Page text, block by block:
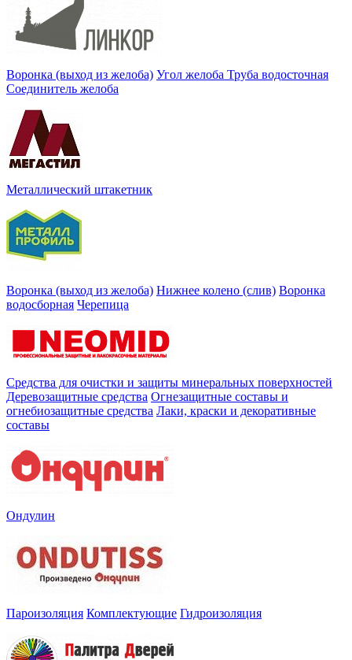
Воронка (выход из желоба) Угол желоба Труба водосточная
Соединитель желоба
Металлический штакетник
Воронка (выход из желоба) Нижнее колено (слив) Воронка
водосборная Черепица
Средства для очистки и защиты минеральных поверхностей
Деревозащитные средства Огнезащитные составы и
огнебиозащитные средства Лаки, краски и декоративные
составы
Ондулин
Пароизоляция Комплектующие Гидроизоляция